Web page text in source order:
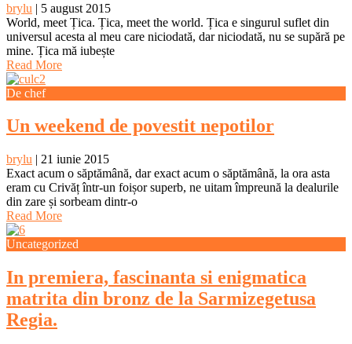
brylu | 5 august 2015
World, meet Țica. Țica, meet the world. Țica e singurul suflet din
universul acesta al meu care niciodată, dar niciodată, nu se supără pe
mine. Țica mă iubește
Read More
De chef
Un weekend de povestit nepotilor
brylu | 21 iunie 2015
Exact acum o săptămână, dar exact acum o săptămână, la ora asta
eram cu Crivăț într-un foișor superb, ne uitam împreună la dealurile
din zare și sorbeam dintr-o
Read More
Uncategorized
In premiera, fascinanta si enigmatica
matrita din bronz de la Sarmizegetusa
Regia.